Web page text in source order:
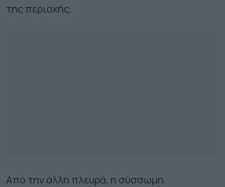
της περιοχής.
Από την άλλη πλευρά, η σύσσωμη